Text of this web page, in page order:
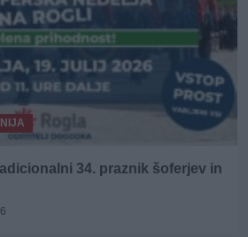
34. praznik šoferjev in